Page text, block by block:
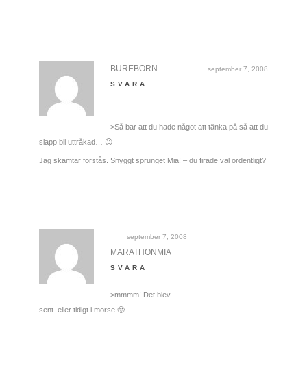
september 7, 2008
BUREBORN
SVARA
>Så bar att du hade något att tänka på så att du
slapp bli uttråkad… 😉
Jag skämtar förstås. Snyggt sprunget Mia! – du firade väl ordentligt?
september 7, 2008
MARATHONMIA
SVARA
>mmmm! Det blev
sent. eller tidigt i morse 🙂